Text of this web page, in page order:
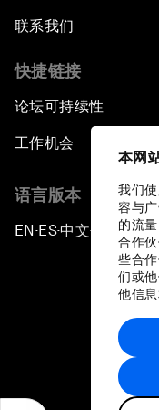
本网
我们
容与
的流
合作
些合
们或
他信息
联系我们
快捷链接
论坛可持续性
工作机会
语言版本
EN ▪ ES▪中文▪ 日本語